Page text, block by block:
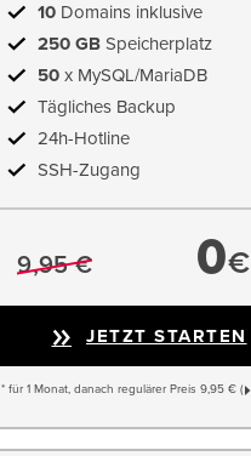
10 Domains inklusive
250 GB Speicherplatz
50 x MySQL/MariaDB
Tägliches Backup
24h-Hotline
SSH-Zugang
9,95 € 0€
JETZT STARTEN
* für 1 Monat, danach regulärer Preis 9,95 € (